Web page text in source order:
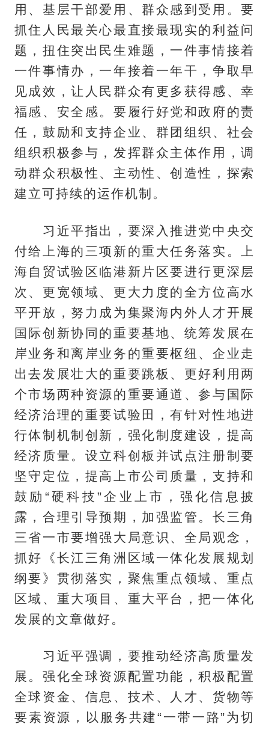
用、基层干部爱用、群众感到受用。要
抓住人民最关心最直接最现实的利益问
题，扭住突出民生难题，一件事情接着
一件事情办，一年接着一年干，争取早
见成效，让人民群众有更多获得感、幸
福感、安全感。要履行好党和政府的责
任，鼓励和支持企业、群团组织、社会
组织积极参与，发挥群众主体作用，调
动群众积极性、主动性、创造性，探索
建立可持续的运作机制。
习近平指出，要深入推进党中央交
付给上海的三项新的重大任务落实。上
海自贸试验区临港新片区要进行更深层
次、更宽领域、更大力度的全方位高水
平开放，努力成为集聚海内外人才开展
国际创新协同的重要基地、统筹发展在
岸业务和离岸业务的重要枢纽、企业走
出去发展壮大的重要跳板、更好利用两
个市场两种资源的重要通道、参与国际
经济治理的重要试验田，有针对性地进
行体制机制创新，强化制度建设，提高
经济质量。设立科创板并试点注册制要
坚守定位，提高上市公司质量，支持和
鼓励“硬科技”企业上市，强化信息披
露，合理引导预期，加强监管。长三角
三省一市要增强大局意识、全局观念，
抓好《长江三角洲区域一体化发展规划
纲要》贯彻落实，聚焦重点领域、重点
区域、重大项目、重大平台，把一体化
发展的文章做好。
习近平强调，要推动经济高质量发
展。强化全球资源配置功能，积极配置
全球资金、信息、技术、人才、货物等
要素资源，以服务共建“一带一路”为切